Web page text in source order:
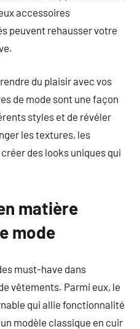
accessoires
peuvent rehausser votre
du plaisir avec vos
de mode sont une façon
styles et de révéler
les textures, les
des looks uniques qui
matière
mode
must-have dans
vêtements. Parmi eux, le
qui allie fonctionnalité
modèle classique en cuir